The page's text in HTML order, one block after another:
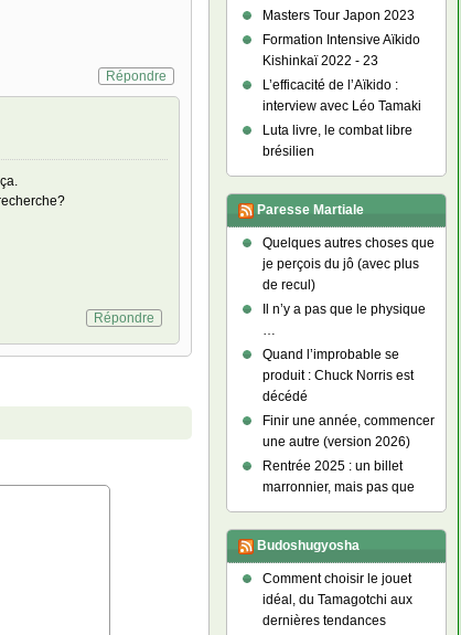
Répondre
Répondre
Masters Tour Japon 2023
Formation Intensive Aïkido
Kishinkaï 2022 - 23
L’efficacité de l’Aïkido :
interview avec Léo Tamaki
Luta livre, le combat libre
brésilien
Paresse Martiale
Quelques autres choses que
je perçois du jô (avec plus
de recul)
Il n’y a pas que le physique
…
Quand l’improbable se
produit : Chuck Norris est
décédé
Finir une année, commencer
une autre (version 2026)
Rentrée 2025 : un billet
marronnier, mais pas que
Budoshugyosha
Comment choisir le jouet
idéal, du Tamagotchi aux
dernières tendances